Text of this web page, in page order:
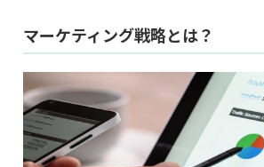
マーケティング戦略とは？